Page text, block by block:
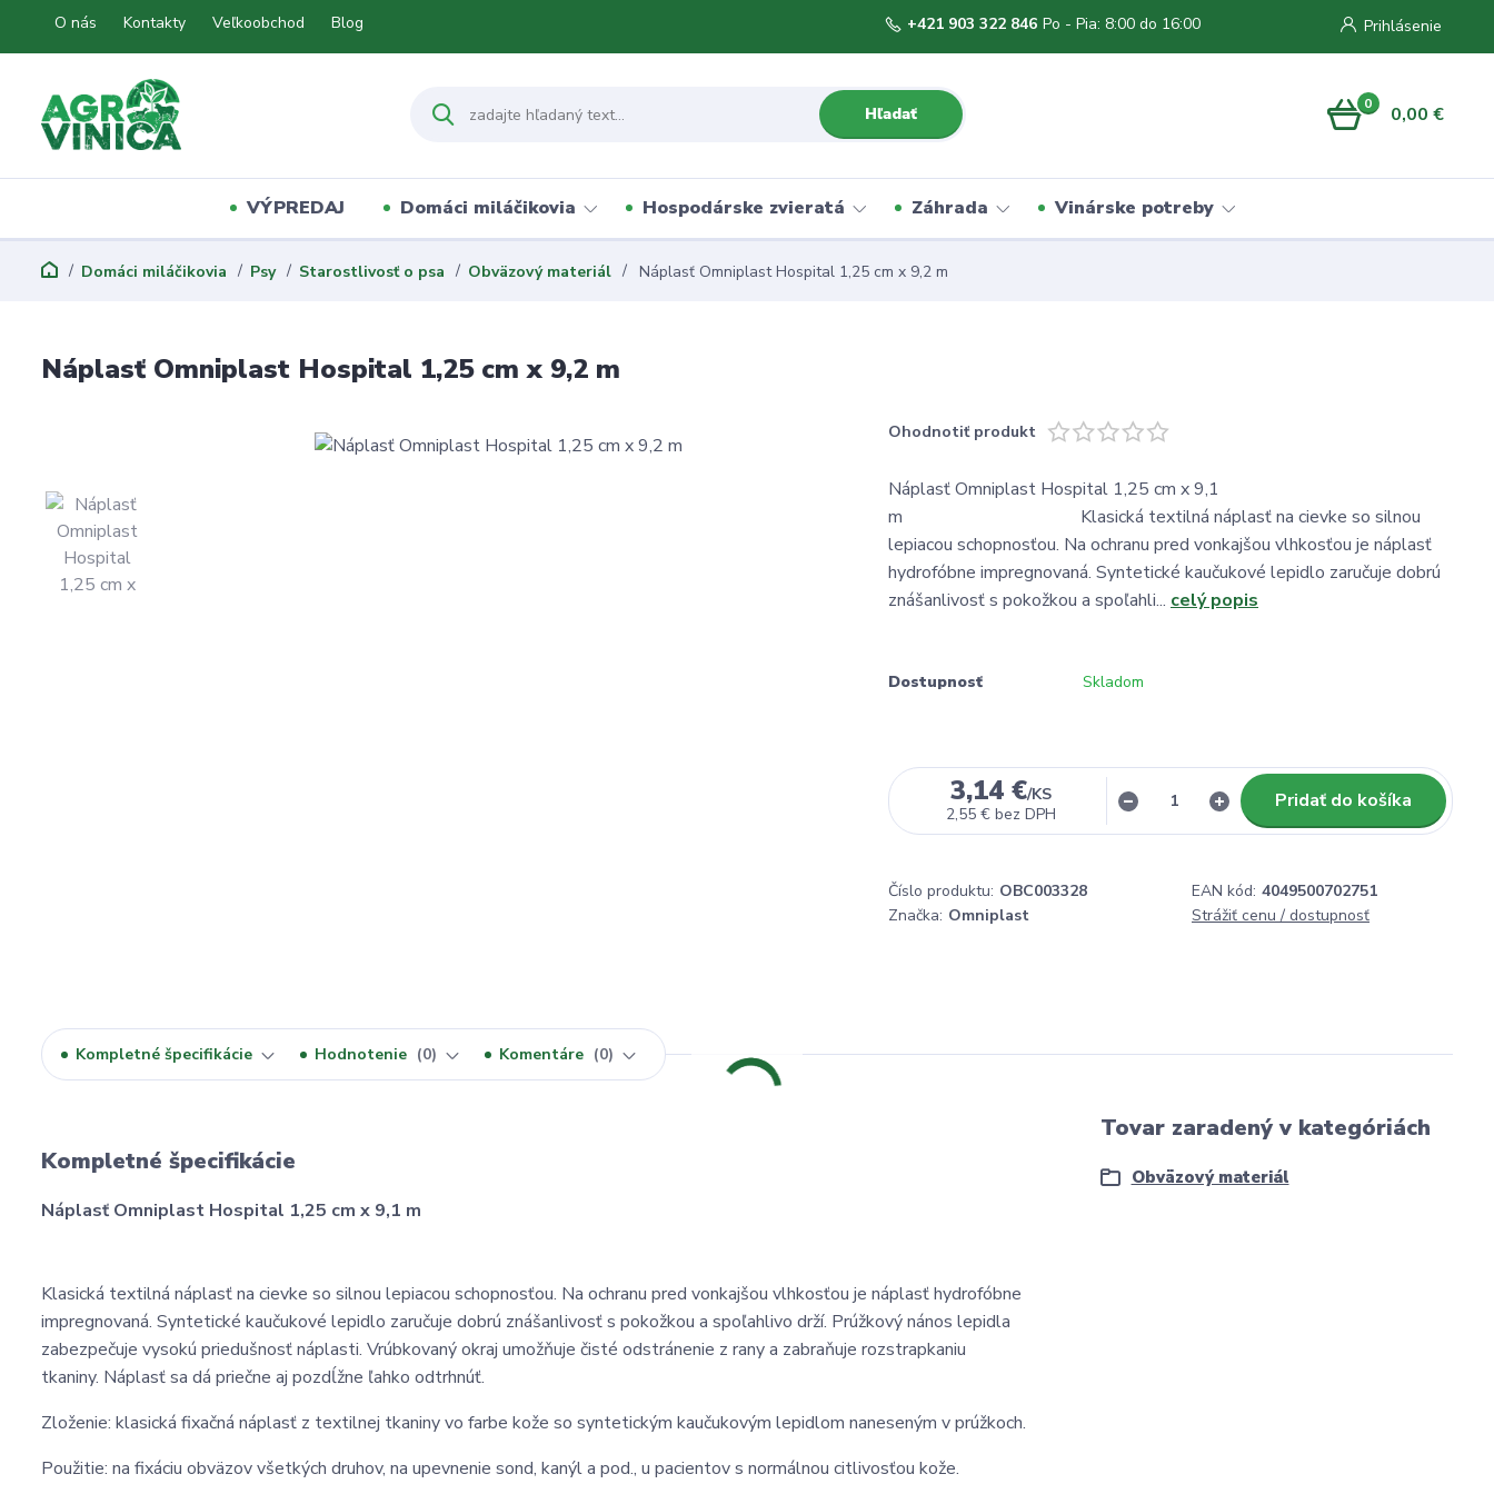
O nás Kontakty Veľkoobchod Blog Prihlásenie
Hľadať
+421 903 322 846 Po - Pia: 8:00 do 16:00
0 0,00 €
VÝPREDAJ Domáci miláčikovia Hospodárske zvieratá Záhrada Vinárske potreby
Domáci miláčikovia Psy Starostlivosť o psa Obväzový materiál Náplasť Omniplast Hospital 1,25 cm x 9,2 m
Náplasť Omniplast Hospital 1,25 cm x 9,2 m
Ohodnotiť produkt
Náplasť Omniplast Hospital 1,25 cm x 9,1
m Klasická textilná náplasť na cievke so silnou
lepiacou schopnosťou. Na ochranu pred vonkajšou vlhkosťou je náplasť
hydrofóbne impregnovaná. Syntetické kaučukové lepidlo zaručuje dobrú
znášanlivosť s pokožkou a spoľahli... celý popis
Dostupnosť Skladom
3,14 €/KS
2,55 € bez DPH
Pridať do košíka
Číslo produktu: OBC003328 EAN kód: 4049500702751
Značka: Omniplast Strážiť cenu / dostupnosť
Kompletné špecifikácie Hodnotenie 0 Komentáre 0
Kompletné špecifikácie
Náplasť Omniplast Hospital 1,25 cm x 9,1 m
Klasická textilná náplasť na cievke so silnou lepiacou schopnosťou. Na ochranu pred vonkajšou vlhkosťou je náplasť hydrofóbne
impregnovaná. Syntetické kaučukové lepidlo zaručuje dobrú znášanlivosť s pokožkou a spoľahlivo drží. Prúžkový nános lepidla
zabezpečuje vysokú priedušnosť náplasti. Vrúbkovaný okraj umožňuje čisté odstránenie z rany a zabraňuje rozstrapkaniu
tkaniny. Náplasť sa dá priečne aj pozdĺžne ľahko odtrhnúť.
Zloženie: klasická fixačná náplasť z textilnej tkaniny vo farbe kože so syntetickým kaučukovým lepidlom naneseným v prúžkoch.
Použitie: na fixáciu obväzov všetkých druhov, na upevnenie sond, kanýl a pod., u pacientov s normálnou citlivosťou kože.
Tovar zaradený v kategóriách
Obväzový materiál
✔ Dlhodobá ochrana
✔ Overené riešenie pre plodiny